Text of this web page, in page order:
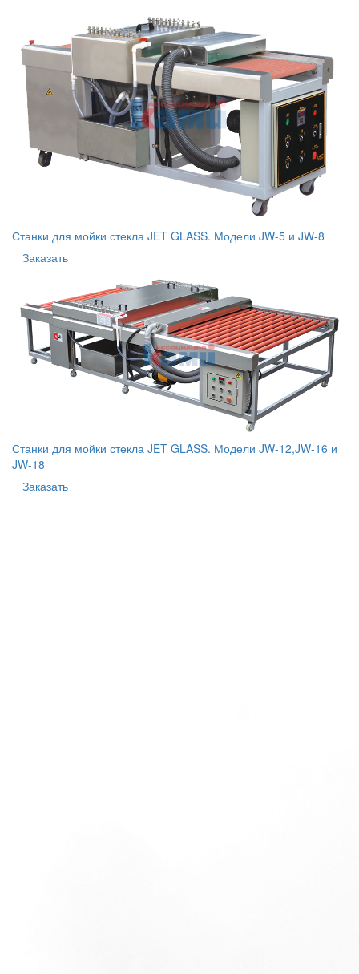
Станки для мойки стекла JET GLASS. Модели JW-5 и JW-8
Заказать
Станки для мойки стекла JET GLASS. Модели JW-12,JW-16 и
JW-18
Заказать